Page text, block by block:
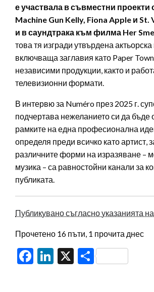
е участвала в съвместни проекти
Machine Gun Kelly, Fiona Apple и St.
и в саундтрака към филма Her
това тя изгради утвърдена
включваща заглавия като Paper
независими продукции, както и
телевизионни формати.
В интервю за Numéro през 2025 г.
подчертава нежеланието си да бъде
рамките на една професионална
определя преди всичко като артист,
различните форми на изразяване –
музика – са равностойни канали за
публиката.
Публикувано съгласно указанията
Прочетено 16 пъти, 1 прочита днес
Facebook
LinkedIn
X Share